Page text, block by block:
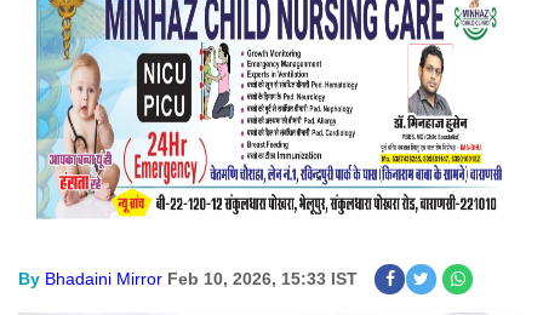
By Bhadaini Mirror Feb 10, 2026, 15:33 IST